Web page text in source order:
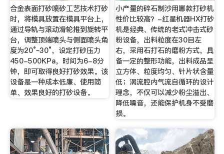
合金表面打砂喷砂工艺技术打砂
时，将模具放置在模具平台上，
通过导轨与滚动滑轮推到旋转平
台，调整顶端喷头与侧面喷头角
度为20°~30°，设定打砂压力
450-500KPa，时间为6-8分
钟，即可取得良好打砂效果。该
设备是一种成本低廉、使用简
单、效果良好的打砂设备。
小产量的碎石制沙用哪款打砂机
性价比较高？-红星机器HX打砂
机是经典、传统的老式冲击式砂
粉设备，出料粒度在30目左
右，采用石打石的磨粉方式，具
备一定的整形功能，出料成品呈
立方体、粒度均匀、针片状含量
低；涡流腔内气流自循环的设计
理念，不仅可以减少粉尘溢出、
降低噪音，还能保护机身不受磨
损。